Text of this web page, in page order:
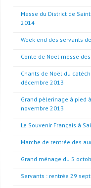
Messe du District de
2014
Week end des servants
Conte de Noël messe
Chants de Noël du
décembre 2013
Grand pèlerinage à pied
novembre 2013
Le Souvenir Français à
Marche de rentrée des
Grand ménage du 5
Servants : rentrée 29